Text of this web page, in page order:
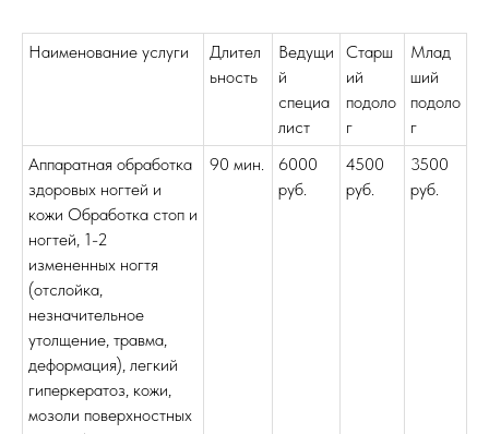
Наименование услуги
Длител
ьность
Ведущи
й
специа
лист
Старш
ий
подоло
г
Млад
ший
подоло
г
Аппаратная обработка
здоровых ногтей и
кожи Обработка стоп и
ногтей, 1-2
измененных ногтя
(отслойка,
незначительное
утолщение, травма,
деформация), легкий
гиперкератоз, кожи,
мозоли поверхностных
90 мин.
6000
руб.
4500
руб.
3500
руб.